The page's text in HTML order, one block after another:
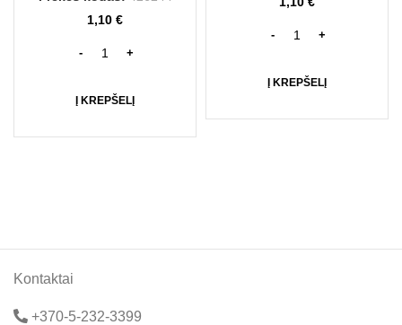
1,10 €
Į KREPŠELĮ
Į KREPŠELĮ
Kontaktai
+370-5-232-3399